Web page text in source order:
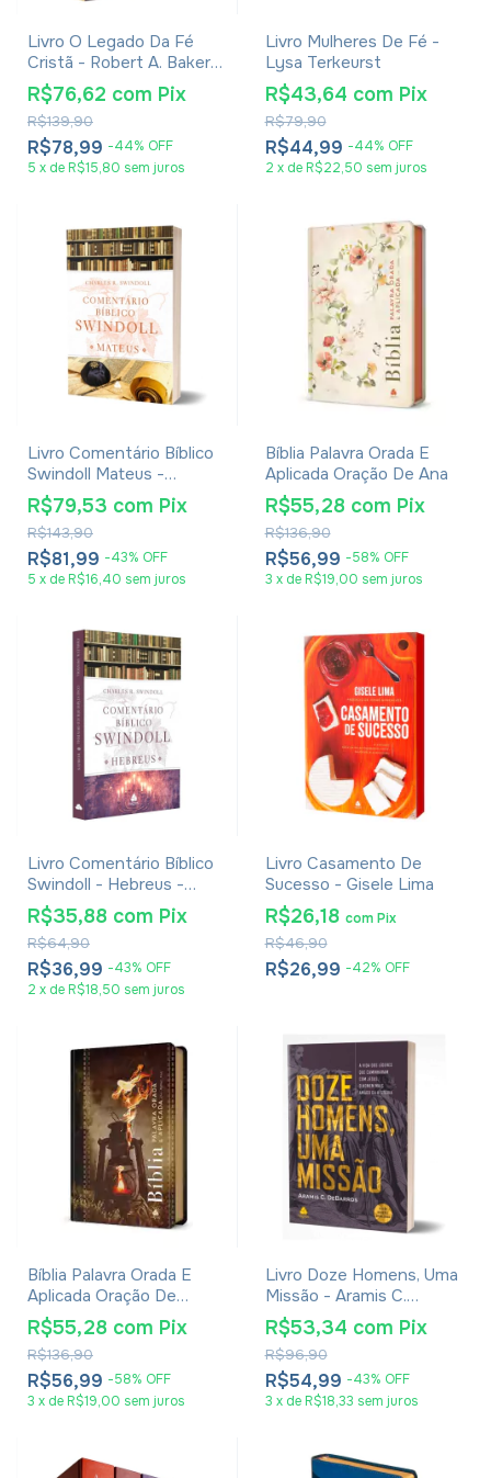
Livro O Legado Da Fé
Cristã - Robert A. Baker &
John M. Landers
R$78,99 -44% OFF
R$139,90
R$76,62 com Pix
5 x de R$15,80 sem juros
Livro Mulheres De Fé -
Lysa Terkeurst
R$44,99 -44% OFF
R$79,90
R$43,64 com Pix
2 x de R$22,50 sem juros
Livro Comentário Bíblico
Swindoll Mateus -
Charles R. Swindoll
R$81,99 -43% OFF
R$143,90
R$79,53 com Pix
5 x de R$16,40 sem juros
Bíblia Palavra Orada E
Aplicada Oração De Ana
R$56,99 -58% OFF
R$136,90
R$55,28 com Pix
3 x de R$19,00 sem juros
Livro Comentário Bíblico
Swindoll - Hebreus -
Charles R. Swindoll
R$36,99 -43% OFF
R$64,90
R$35,88 com Pix
2 x de R$18,50 sem juros
Livro Casamento De
Sucesso - Gisele Lima
R$26,99 -42% OFF
R$46,90
R$26,18 com Pix
Bíblia Palavra Orada E
Aplicada Oração De
Jeremias
R$56,99 -58% OFF
R$136,90
R$55,28 com Pix
3 x de R$19,00 sem juros
Livro Doze Homens, Uma
Missão - Aramis C.
Debarros
R$54,99 -43% OFF
R$96,90
R$53,34 com Pix
3 x de R$18,33 sem juros